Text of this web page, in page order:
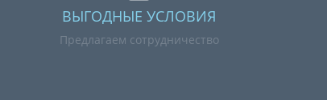
ВЫГОДНЫЕ УСЛОВИЯ
Предлагаем сотрудничество